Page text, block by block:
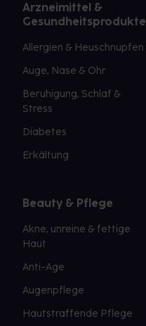
Arzneimittel &
Gesundheitsprodukte
Allergien & Heuschnupfen
Auge, Nase & Ohr
Beruhigung, Schlaf &
Stress
Diabetes
Erkältung
Beauty & Pflege
Akne, unreine & fettige
Haut
Anti-Age
Augenpflege
Hautstraffende Pflege